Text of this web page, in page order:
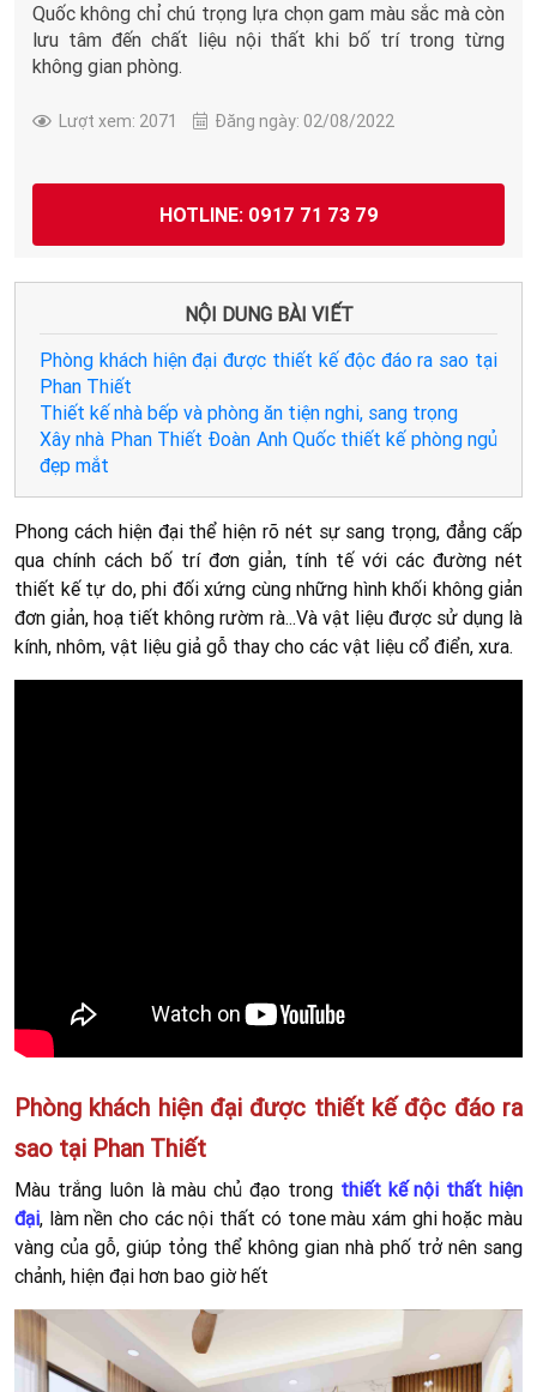
Quốc không chỉ chú trọng lựa chọn gam màu sắc mà còn
lưu tâm đến chất liệu nội thất khi bố trí trong từng
không gian phòng.
Lượt xem: 2071 Đăng ngày: 02/08/2022
HOTLINE: 0917 71 73 79
NỘI DUNG BÀI VIẾT
Phòng khách hiện đại được thiết kế độc đáo ra sao tại
Phan Thiết
Thiết kế nhà bếp và phòng ăn tiện nghi, sang trọng
Xây nhà Phan Thiết Đoàn Anh Quốc thiết kế phòng ngủ
đẹp mắt
Phong cách hiện đại thể hiện rõ nét sự sang trọng, đẳng cấp
qua chính cách bố trí đơn giản, tính tế với các đường nét
thiết kế tự do, phi đối xứng cùng những hình khối không giản
đơn giản, hoạ tiết không rườm rà...Và vật liệu được sử dụng là
kính, nhôm, vật liệu giả gỗ thay cho các vật liệu cổ điển, xưa.
Phòng khách hiện đại được thiết kế độc đáo ra
sao tại Phan Thiết
Màu trắng luôn là màu chủ đạo trong thiết kế nội thất hiện
đại, làm nền cho các nội thất có tone màu xám ghi hoặc màu
vàng của gỗ, giúp tỏng thể không gian nhà phố trở nên sang
chảnh, hiện đại hơn bao giờ hết